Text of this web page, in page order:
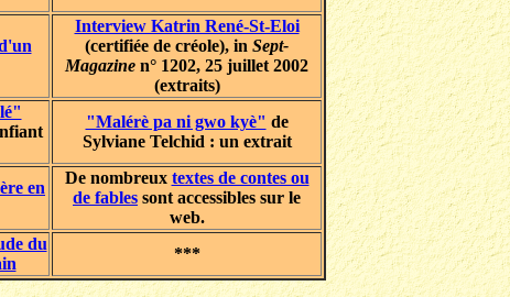
Interview Katrin René-St-Eloi
(certifiée de créole), in Sept-
Magazine n° 1202, 25 juillet 2002
(extraits)
"Malérè pa ni gwo kyè" de
Sylviane Telchid : un extrait
en
De nombreux textes de contes ou
de fables sont accessibles sur le
web.
du
***